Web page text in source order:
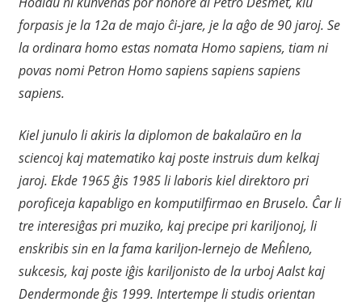
forpasis je la 12a de majo ĉi-jare, je la aĝo de 90 jaroj. Se
la ordinara homo estas nomata Homo sapiens, tiam ni
povas nomi Petron Homo sapiens sapiens sapiens
sapiens.
Kiel junulo li akiris la diplomon de bakalaŭro en la
sciencoj kaj matematiko kaj poste instruis dum kelkaj
jaroj. Ekde 1965 ĝis 1985 li laboris kiel direktoro pri
poroficeja kapabligo en komputilfirmao en Bruselo. Ĉar li
tre interesiĝas pri muziko, kaj precipe pri kariljonoj, li
enskribis sin en la fama kariljon-lernejo de Meĥleno,
sukcesis, kaj poste iĝis kariljonisto de la urboj Aalst kaj
Dendermonde ĝis 1999. Intertempe li studis orientan